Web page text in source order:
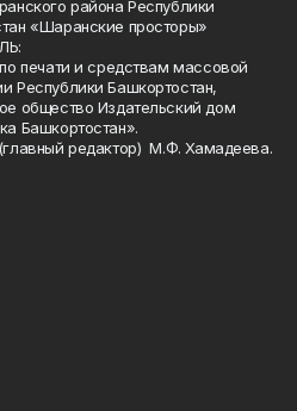
района Республики
«Шаранские просторы»
печати и средствам массовой
Республики Башкортостан,
общество Издательский дом
Башкортостан».
редактор) М.Ф. Хамадеева.